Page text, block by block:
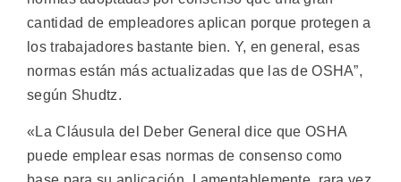
cantidad de empleadores aplican porque protegen a
los trabajadores bastante bien. Y, en general, esas
normas están más actualizadas que las de OSHA”,
según Shudtz.
«La Cláusula del Deber General dice que OSHA
puede emplear esas normas de consenso como